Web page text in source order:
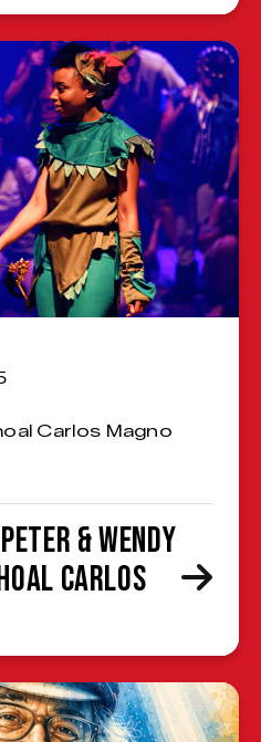
Carlos Magno
Peter & Wendy
Carlos